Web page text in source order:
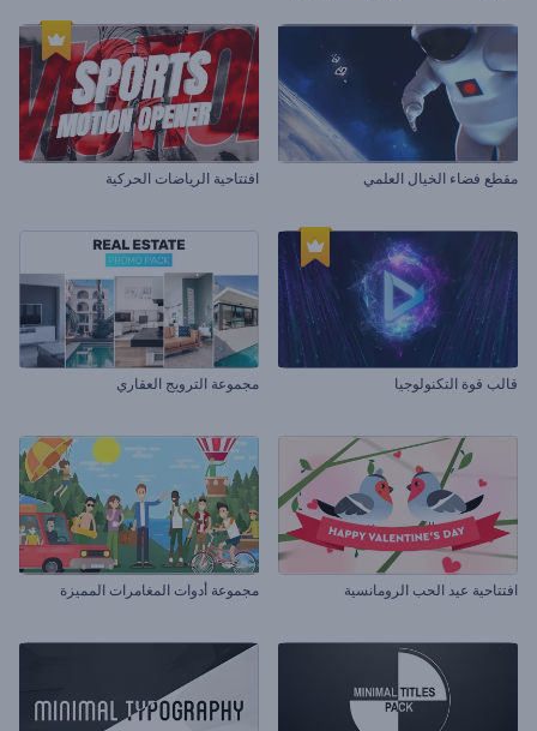
مقطع فضاء الخيال العلمي افتتاحية الرياضات الحركية
قالب قوة التكنولوجيا مجموعة الترويج العقاري
افتتاحية عيد الحب الرومانسية مجموعة أدوات المغامرات المميزة